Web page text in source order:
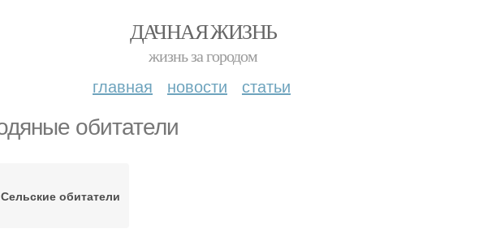
ДАЧНАЯ ЖИЗНЬ
жизнь за городом
главная новости статьи
обитатели
Сельские обитатели